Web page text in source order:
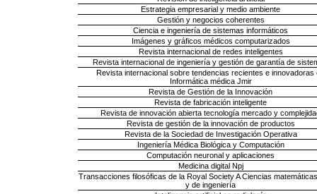
Estrategia empresarial y medio ambiente
Gestión y negocios coherentes
Ciencia e ingeniería de sistemas informáticos
Imágenes y gráficos médicos computarizados
Revista internacional de redes inteligentes
Revista internacional de ingeniería y gestión de garantía de
Revista internacional sobre tendencias recientes e innovadoras
Informática médica Jmir
Revista de Gestión de la Innovación
Revista de fabricación inteligente
Revista de innovación abierta tecnología mercado y
Revista de gestión de la innovación de productos
Revista de la Sociedad de Investigación Operativa
Ingeniería Médica Biológica y Computación
Computación neuronal y aplicaciones
Medicina digital Npj
Transacciones filosóficas de la Royal Society A Ciencias
y de ingeniería